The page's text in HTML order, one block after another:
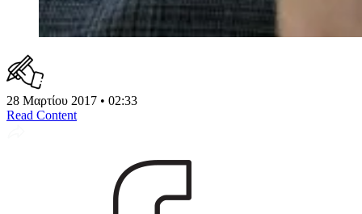
28 Μαρτίου 2017 • 02:33
Read Content